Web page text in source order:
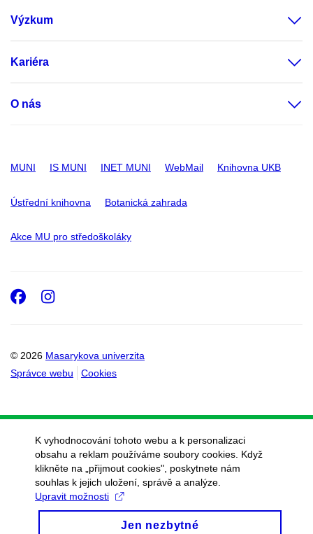
Chemodynamika
toxikologie
Mechanistická
toxikologie
Půdní
environmentální
chemie a
toxikologie
Environmentální zdraví
Výzkum
Kariéra
O nás
MUNI IS MUNI INET MUNI WebMail Knihovna UKB
Ústřední knihovna Botanická zahrada
Akce MU pro středoškoláky
© 2026 Masarykova univerzita
Správce webu
Cookies
Facebook
Instagram
K vyhodnocování tohoto webu a k personalizaci
obsahu a reklam používáme soubory cookies. Když
klikněte na „přijmout cookies", poskytnete nám
souhlas k jejich uložení, správě a analýze.
Upravit možnosti
Jen nezbytné